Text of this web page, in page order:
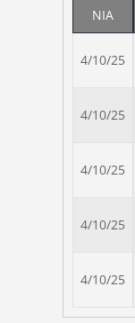
ΝΙΑ
4/10/25
4/10/25
4/10/25
4/10/25
4/10/25